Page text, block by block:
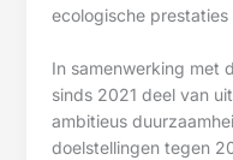
ecologische
In samenwerking met
sinds 2021 deel van
ambitieus
doelstellingen tegen